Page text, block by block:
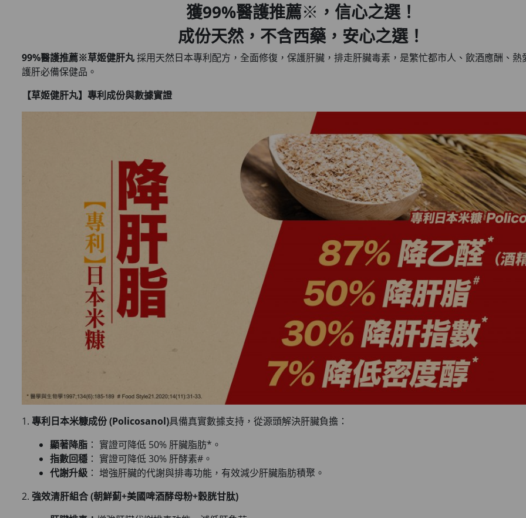
獲99%醫護推薦※ ，信心之選！
成份天然，不含西藥，安心之選！
99%醫護推薦※草姬健肝丸採用天然日本專利配方，全面修復，保護肝臟，排走肝臟毒素，是繁忙都市人、飲酒應酬、熱
護肝必備保健品。
【草姬健肝丸】專利成份與數據實證
1. 專利日本米糠成份 (Policosanol)具備真實數據支持，從源頭解決肝臟負擔：
顯著降脂 ： 實證可降低 50% 肝臟脂肪*。
指數回穩 ： 實證可降低 30% 肝酵素#。
代謝升級 ： 增強肝臟的代謝與排毒功能，有效減少肝臟脂肪積聚。
2. 強效清肝組合 (朝鮮薊+美國啤酒酵母粉+穀胱甘肽)